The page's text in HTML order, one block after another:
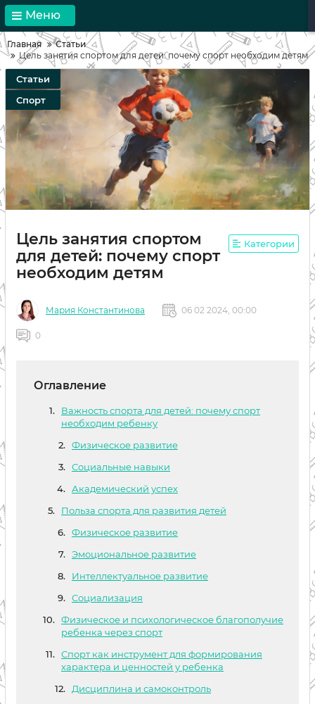
Меню
Главная
Статьи
Цель занятия спортом для детей: почему спорт необходим детям
Статьи
Спорт
Цель занятия спортом
для детей: почему спорт
необходим детям
Категории
Мария Константинова 06 02 2024, 00:00
0
Оглавление
Важность спорта для детей: почему спорт
необходим ребенку
Физическое развитие
Социальные навыки
Академический успех
Польза спорта для развития детей
Физическое развитие
Эмоциональное развитие
Интеллектуальное развитие
Социализация
Физическое и психологическое благополучие
ребенка через спорт
Спорт как инструмент для формирования
характера и ценностей у ребенка
Дисциплина и самоконтроль